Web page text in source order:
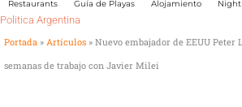
Restaurants Guía de Playas Alojamiento
Politica Argentina
Portada » Artículos » Nuevo embajador de EEUU Peter
semanas de trabajo con Javier Milei